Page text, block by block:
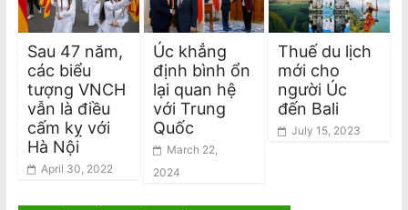
Sau 47 năm,
các biểu
tượng VNCH
vẫn là điều
cấm kỵ với
Hà Nội
April 30, 2022
Úc khẳng
định bình ổn
lại quan hệ
với Trung
Quốc
March 22,
2024
Thuế du lịch
mới cho
người Úc
đến Bali
July 15, 2023